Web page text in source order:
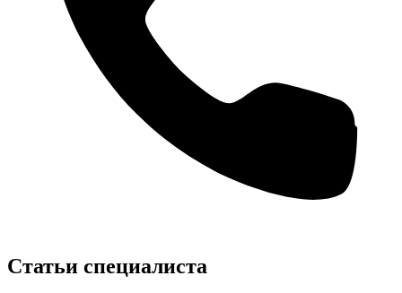
Статьи специалиста